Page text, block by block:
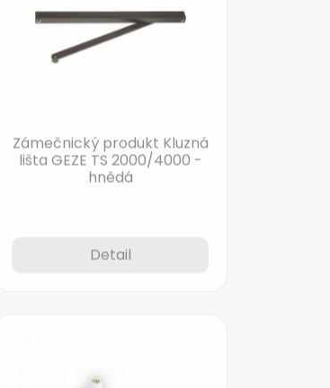
lišta GEZE TS 2000/4000 -
hnědá